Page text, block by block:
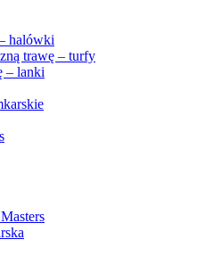
halówki
trawę – turfy
– lanki